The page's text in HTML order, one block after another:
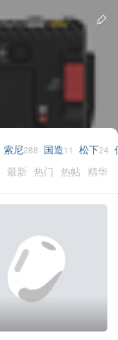
索尼288 国造11 松下24
最新 热门 热帖 精华